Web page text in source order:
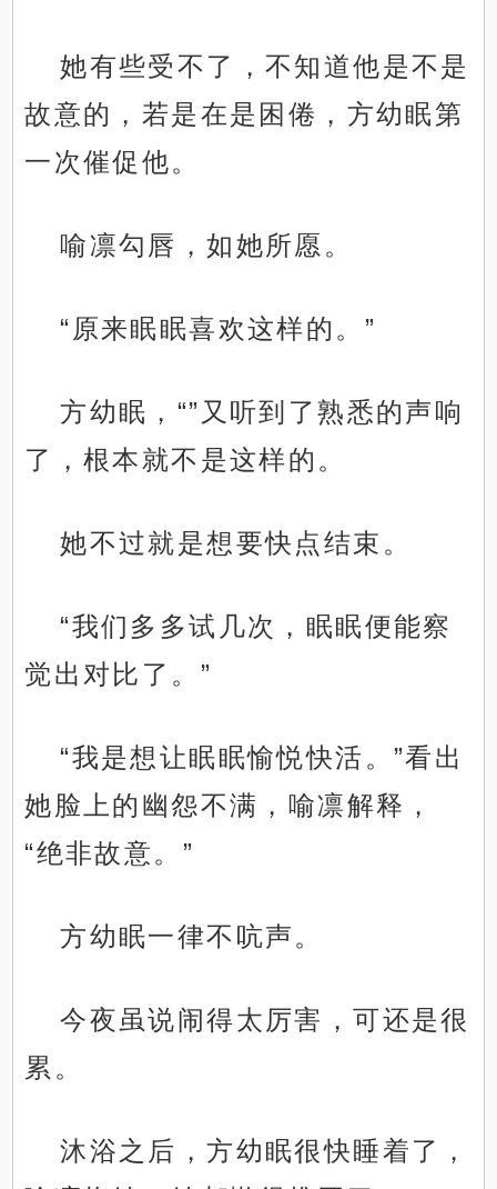
她有些受不了，不知道他是不是
故意的，若是在是困倦，方幼眠第
一次催促他。
喻凛勾唇，如她所愿。
“原来眠眠喜欢这样的。”
方幼眠，“”又听到了熟悉的声响
了，根本就不是这样的。
她不过就是想要快点结束。
“我们多多试几次，眠眠便能察
觉出对比了。”
“我是想让眠眠愉悦快活。”看出
她脸上的幽怨不满，喻凛解释，
“绝非故意。”
方幼眠一律不吭声。
今夜虽说闹得太厉害，可还是很
累。
沐浴之后，方幼眠很快睡着了，